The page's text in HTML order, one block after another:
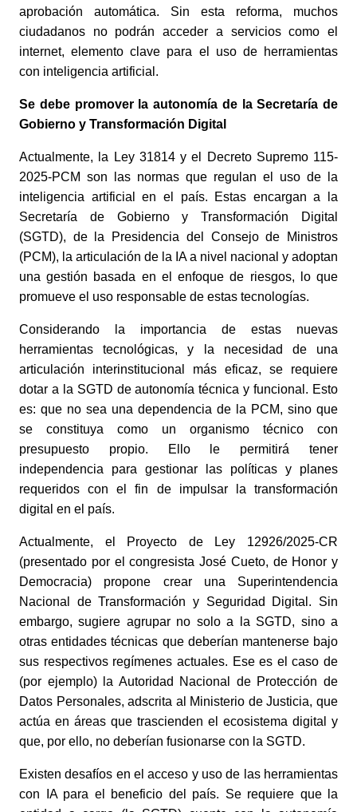
aprobación automática. Sin esta reforma, muchos
ciudadanos no podrán acceder a servicios como el
internet, elemento clave para el uso de herramientas
con inteligencia artificial.
Se debe promover la autonomía de la Secretaría de
Gobierno y Transformación Digital
Actualmente, la Ley 31814 y el Decreto Supremo 115-
2025-PCM son las normas que regulan el uso de la
inteligencia artificial en el país. Estas encargan a la
Secretaría de Gobierno y Transformación Digital
(SGTD), de la Presidencia del Consejo de Ministros
(PCM), la articulación de la IA a nivel nacional y adoptan
una gestión basada en el enfoque de riesgos, lo que
promueve el uso responsable de estas tecnologías.
Considerando la importancia de estas nuevas
herramientas tecnológicas, y la necesidad de una
articulación interinstitucional más eficaz, se requiere
dotar a la SGTD de autonomía técnica y funcional. Esto
es: que no sea una dependencia de la PCM, sino que
se constituya como un organismo técnico con
presupuesto propio. Ello le permitirá tener
independencia para gestionar las políticas y planes
requeridos con el fin de impulsar la transformación
digital en el país.
Actualmente, el Proyecto de Ley 12926/2025-CR
(presentado por el congresista José Cueto, de Honor y
Democracia) propone crear una Superintendencia
Nacional de Transformación y Seguridad Digital. Sin
embargo, sugiere agrupar no solo a la SGTD, sino a
otras entidades técnicas que deberían mantenerse bajo
sus respectivos regímenes actuales. Ese es el caso de
(por ejemplo) la Autoridad Nacional de Protección de
Datos Personales, adscrita al Ministerio de Justicia, que
actúa en áreas que trascienden el ecosistema digital y
que, por ello, no deberían fusionarse con la SGTD.
Existen desafíos en el acceso y uso de las herramientas
con IA para el beneficio del país. Se requiere que la